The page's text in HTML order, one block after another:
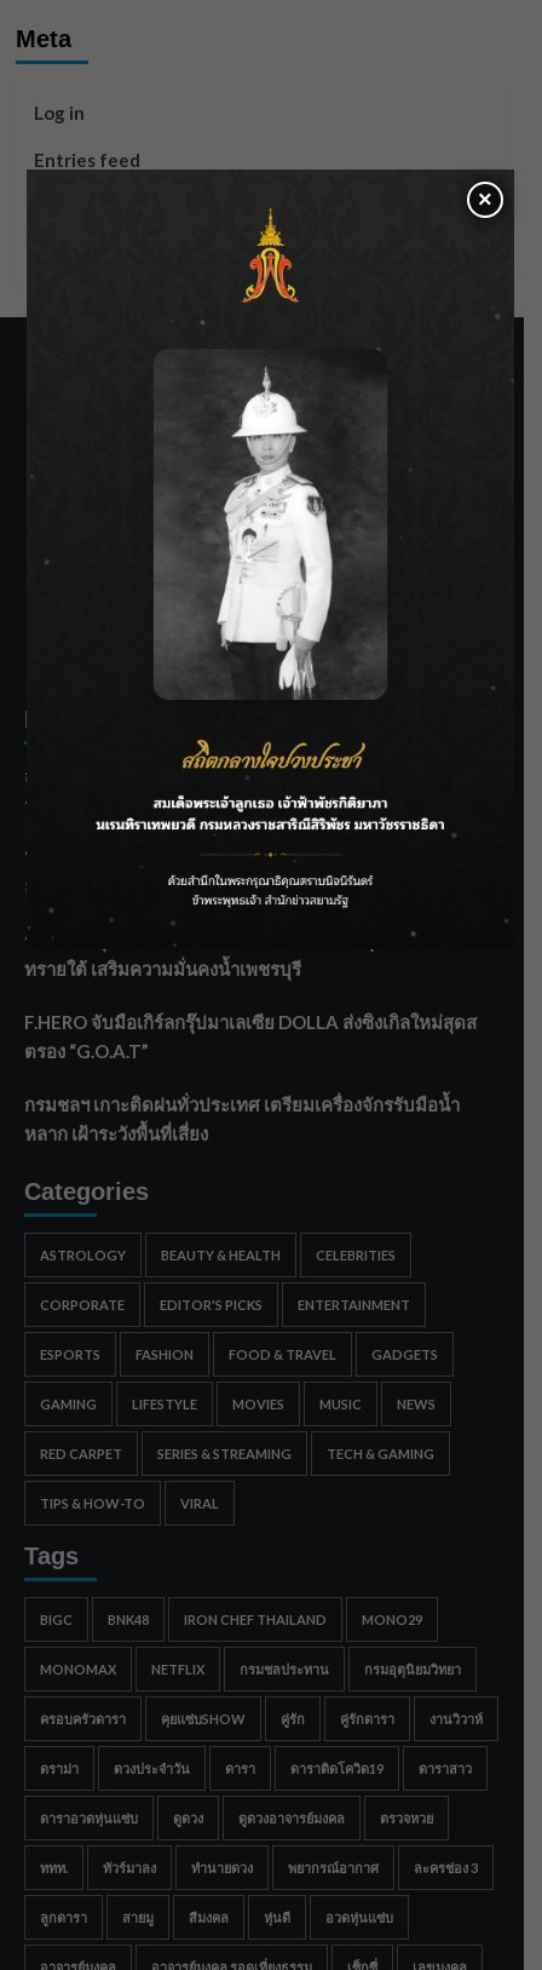
Meta
Log in
Entries feed
SIAMRATH VARIETY
THE BEST ENTERTAINMENT
Recent Posts
กรมชลฯ รับฟังประชาชน ติดตามแก้ปัญหาโครงการประตู
ระบายน้ำศรีสองรักฯ
‘แมน การิน’ แชร์ความเชื่อชวนคิด! “อยากกินอะไรหลังจาก
ลาโลกนี้ ให้ใส่บาตรสิ่งนั้นไว้ตอนยังมีชีวิต”
ราชเลขานุการในพระองค์ฯ ติดตามโครงการหุบกะพง–ห้วย
ทรายใต้ เสริมความมั่นคงน้ำเพชรบุรี
F.HERO จับมือเกิร์ลกรุ๊ปมาเลเซีย DOLLA ส่งซิงเกิลใหม่สุดส
ตรอง “G.O.A.T”
กรมชลฯ เกาะติดฝนทั่วประเทศ เตรียมเครื่องจักรรับมือน้ำ
หลาก เฝ้าระวังพื้นที่เสี่ยง
Categories
ASTROLOGY BEAUTY & HEALTH CELEBRITIES
CORPORATE EDITOR'S PICKS ENTERTAINMENT
ESPORTS FASHION FOOD & TRAVEL GADGETS
GAMING LIFESTYLE MOVIES MUSIC NEWS
RED CARPET SERIES & STREAMING TECH & GAMING
TIPS & HOW-TO VIRAL
Tags
BIGC BNK48 IRON CHEF THAILAND MONO29
MONOMAX NETFLIX กรมชลประทาน กรมอุตุนิยมวิทยา
ครอบครัวดารา คุยแซ่บSHOW คู่รัก คู่รักดารา งานวิวาห์
ดราม่า ดวงประจำวัน ดารา ดาราติดโควิด19 ดาราสาว
ดาราอวดหุ่นแซ่บ ดูดวง ดูดวงอาจารย์มงคล ตรวจหวย
ททท. ทัวร์มาลง ทำนายดวง พยากรณ์อากาศ ละครช่อง 3
ลูกดารา สายมู สีมงคล หุ่นดี อวดหุ่นแซ่บ
×